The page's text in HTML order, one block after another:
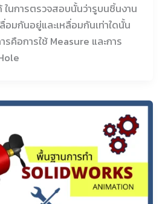
ในการตรวจสอบนั้นว่ารูบนชิ้นงาน
มกันอยู่และเหลื่อมกันเท่าใดนั้น
รคือการใช้ Measure และการ